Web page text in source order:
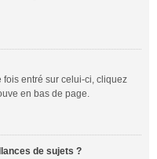
fois entré sur celui-ci, cliquez
en bas de page.
de sujets ?